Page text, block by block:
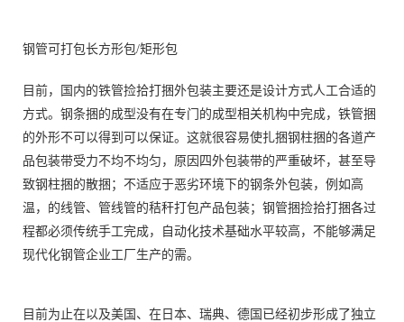
钢管可打包长方形包/矩形包
目前，国内的铁管捡拾打捆外包装主要还是设计方式人工合适的
方式。钢条捆的成型没有在专门的成型相关机构中完成，铁管捆
的外形不可以得到可以保证。这就很容易使扎捆钢柱捆的各道产
品包装带受力不均不均匀，原因四外包装带的严重破坏，甚至导
致钢柱捆的散捆；不适应于恶劣环境下的钢条外包装，例如高
温，的线管、管线管的秸秆打包产品包装；钢管捆捡拾打捆各过
程都必须传统手工完成，自动化技术基础水平较高，不能够满足
现代化钢管企业工厂生产的需。
目前为止在以及美国、在日本、瑞典、德国已经初步形成了独立